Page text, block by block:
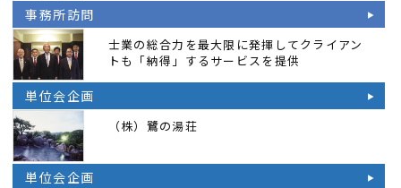
事務所訪問
士業の総合力を最大限に発揮してクライアン
トも「納得」するサービスを提供
単位会企画
（株）鷺の湯荘
単位会企画